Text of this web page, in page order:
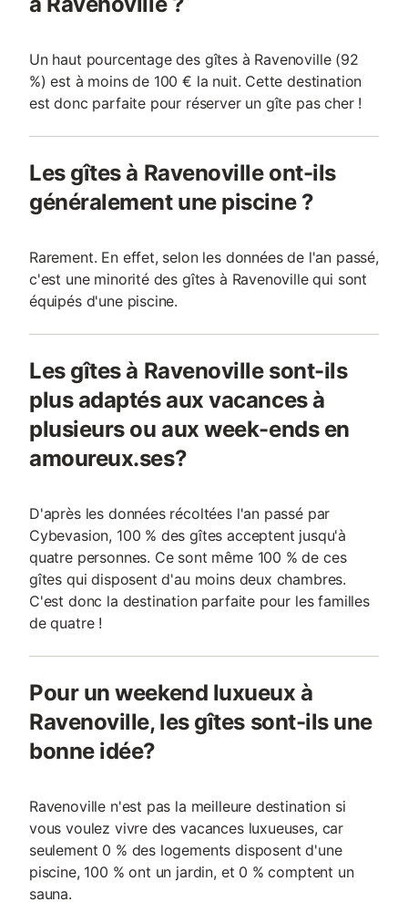
Un haut pourcentage des gîtes à Ravenoville (92
%) est à moins de 100 € la nuit. Cette destination
est donc parfaite pour réserver un gîte pas cher !
Les gîtes à Ravenoville ont-ils
généralement une piscine ?
Rarement. En effet, selon les données de l'an passé,
c'est une minorité des gîtes à Ravenoville qui sont
équipés d'une piscine.
Les gîtes à Ravenoville sont-ils
plus adaptés aux vacances à
plusieurs ou aux week-ends en
amoureux.ses?
D'après les données récoltées l'an passé par
Cybevasion, 100 % des gîtes acceptent jusqu'à
quatre personnes. Ce sont même 100 % de ces
gîtes qui disposent d'au moins deux chambres.
C'est donc la destination parfaite pour les familles
de quatre !
Pour un weekend luxueux à
Ravenoville, les gîtes sont-ils une
bonne idée?
Ravenoville n'est pas la meilleure destination si
vous voulez vivre des vacances luxueuses, car
seulement 0 % des logements disposent d'une
piscine, 100 % ont un jardin, et 0 % comptent un
sauna.